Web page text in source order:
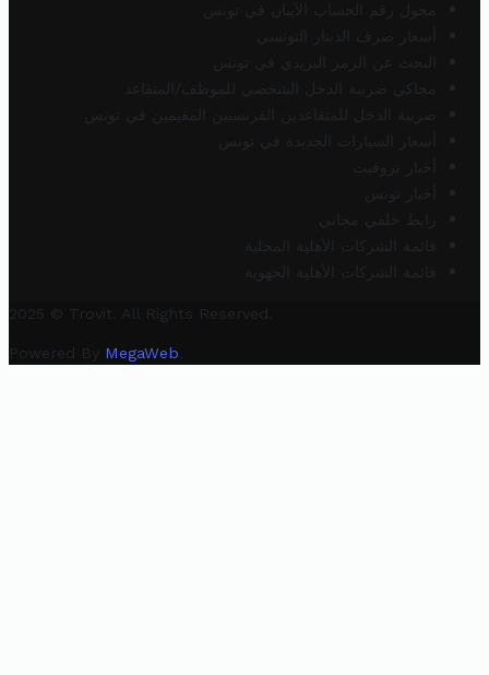
محول رقم الحساب الآيبان في تونس
أسعار صرف الدينار التونسي
البحث عن الرمز البريدي في تونس
محاكي ضريبة الدخل الشخصي للموظف/المتقاعد
ضريبة الدخل للمتقاعدين الفرنسيين المقيمين في تونس
أسعار السيارات الجديدة في تونس
أخبار تروفيت
أخبار تونس
رابط خلفي مجاني
قائمة الشركات الأهلية المحلية
قائمة الشركات الأهلية الجهوية
2025 © Trovit. All Rights Reserved.
Powered By MegaWeb